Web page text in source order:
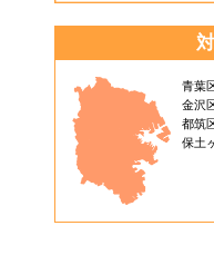
青葉
金沢
都筑
保土